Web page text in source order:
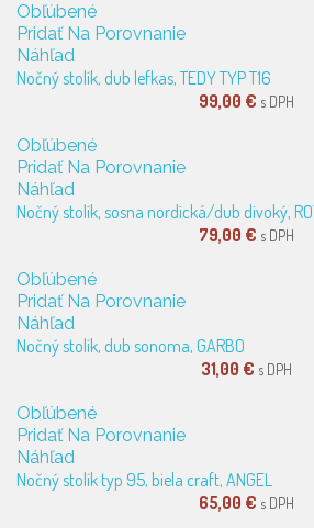
Obľúbené
Pridať Na Porovnanie
Náhľad
Nočný stolík, dub lefkas, TEDY TYP T16
99,00 € s DPH
Obľúbené
Pridať Na Porovnanie
Náhľad
Nočný stolík, sosna nordická/dub divoký,
79,00 € s DPH
Obľúbené
Pridať Na Porovnanie
Náhľad
Nočný stolík, dub sonoma, GARBO
31,00 € s DPH
Obľúbené
Pridať Na Porovnanie
Náhľad
Nočný stolík typ 95, biela craft, ANGEL
65,00 € s DPH